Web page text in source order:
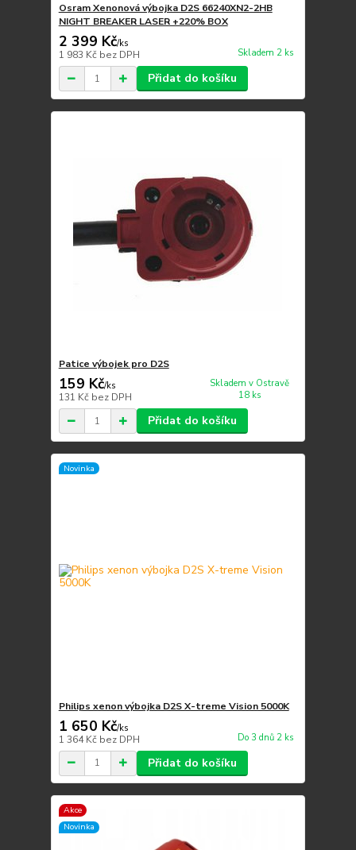
Osram Xenonová výbojka D2S 66240XN2-2HB
NIGHT BREAKER LASER +220% BOX
2 399 Kč/ks
1 983 Kč bez DPH Skladem 2 ks
Přidat do košíku
Patice výbojek pro D2S
159 Kč/ks
131 Kč bez DPH
Skladem v Ostravě
18 ks
Přidat do košíku
Novinka
Philips xenon výbojka D2S X-treme Vision 5000K
1 650 Kč/ks
1 364 Kč bez DPH Do 3 dnů 2 ks
Přidat do košíku
Akce
Novinka